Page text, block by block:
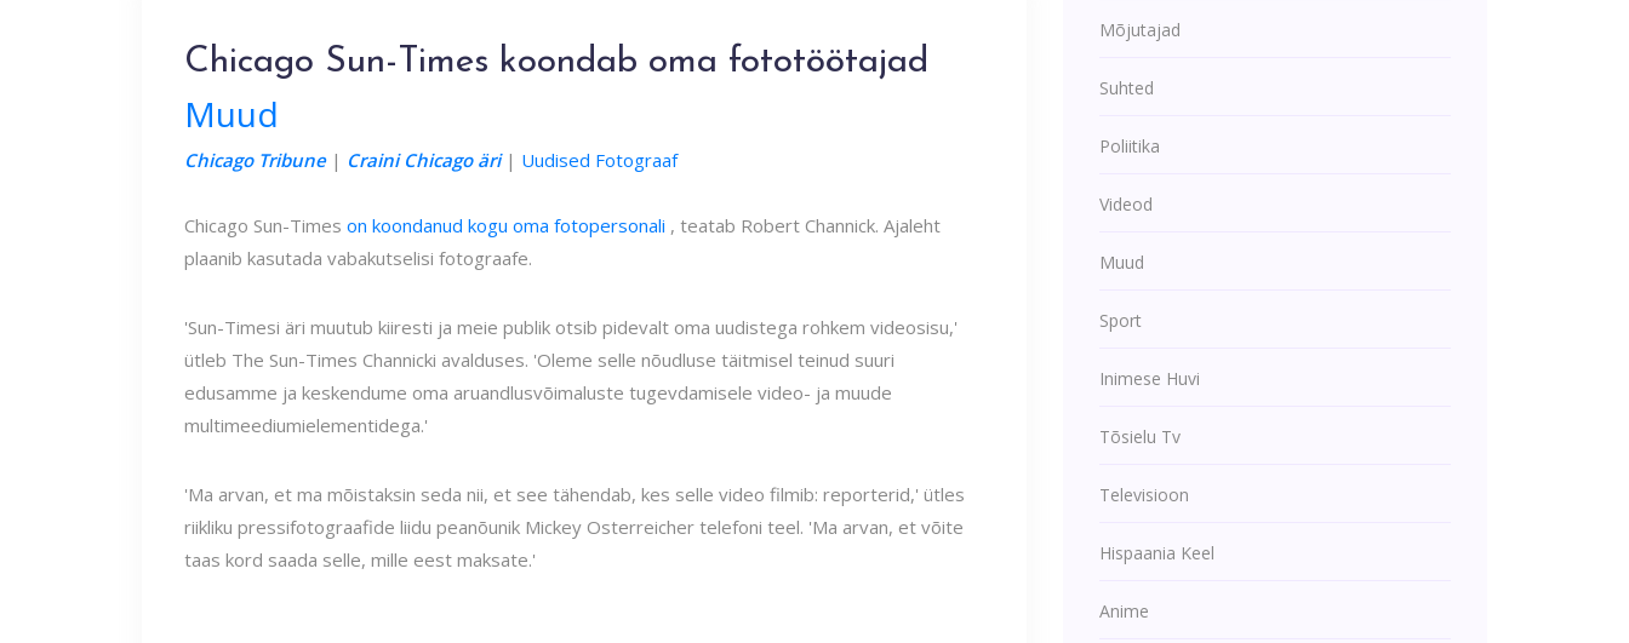
Chicago Sun-Times koondab oma fototöötajad
Muud
Chicago Tribune | Craini Chicago äri | Uudised Fotograaf
Chicago Sun-Times on koondanud kogu oma fotopersonali , teatab Robert Channick. Ajaleht
plaanib kasutada vabakutselisi fotograafe.
'Sun-Timesi äri muutub kiiresti ja meie publik otsib pidevalt oma uudistega rohkem videosisu,'
ütleb The Sun-Times Channicki avalduses. 'Oleme selle nõudluse täitmisel teinud suuri
edusamme ja keskendume oma aruandlusvõimaluste tugevdamisele video- ja muude
multimeediumielementidega.'
'Ma arvan, et ma mõistaksin seda nii, et see tähendab, kes selle video filmib: reporterid,' ütles
riikliku pressifotograafide liidu peanõunik Mickey Osterreicher telefoni teel. 'Ma arvan, et võite
taas kord saada selle, mille eest maksate.'
Mõjutajad
Suhted
Poliitika
Videod
Muud
Sport
Inimese Huvi
Tõsielu Tv
Televisioon
Hispaania Keel
Anime